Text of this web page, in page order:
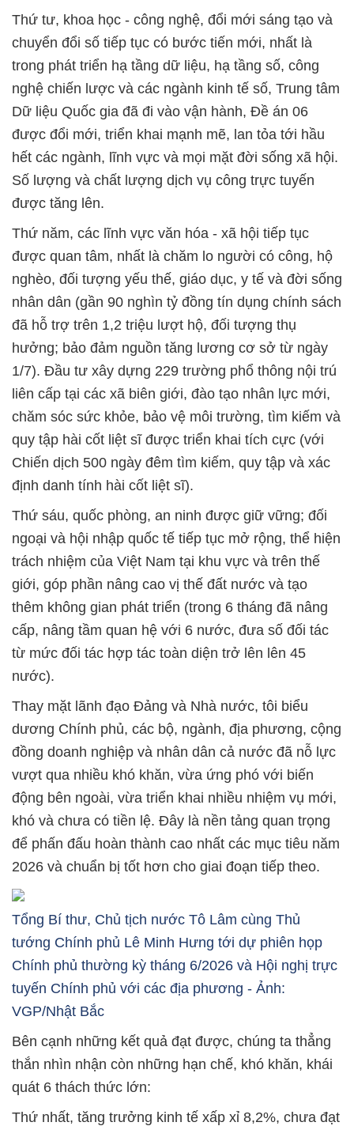
Thứ tư, khoa học - công nghệ, đổi mới sáng tạo và
chuyển đổi số tiếp tục có bước tiến mới, nhất là
trong phát triển hạ tầng dữ liệu, hạ tầng số, công
nghệ chiến lược và các ngành kinh tế số, Trung tâm
Dữ liệu Quốc gia đã đi vào vận hành, Đề án 06
được đổi mới, triển khai mạnh mẽ, lan tỏa tới hầu
hết các ngành, lĩnh vực và mọi mặt đời sống xã hội.
Số lượng và chất lượng dịch vụ công trực tuyến
được tăng lên.
Thứ năm, các lĩnh vực văn hóa - xã hội tiếp tục
được quan tâm, nhất là chăm lo người có công, hộ
nghèo, đối tượng yếu thế, giáo dục, y tế và đời sống
nhân dân (gần 90 nghìn tỷ đồng tín dụng chính sách
đã hỗ trợ trên 1,2 triệu lượt hộ, đối tượng thụ
hưởng; bảo đảm nguồn tăng lương cơ sở từ ngày
1/7). Đầu tư xây dựng 229 trường phổ thông nội trú
liên cấp tại các xã biên giới, đào tạo nhân lực mới,
chăm sóc sức khỏe, bảo vệ môi trường, tìm kiếm và
quy tập hài cốt liệt sĩ được triển khai tích cực (với
Chiến dịch 500 ngày đêm tìm kiếm, quy tập và xác
định danh tính hài cốt liệt sĩ).
Thứ sáu, quốc phòng, an ninh được giữ vững; đối
ngoại và hội nhập quốc tế tiếp tục mở rộng, thể hiện
trách nhiệm của Việt Nam tại khu vực và trên thế
giới, góp phần nâng cao vị thế đất nước và tạo
thêm không gian phát triển (trong 6 tháng đã nâng
cấp, nâng tầm quan hệ với 6 nước, đưa số đối tác
từ mức đối tác hợp tác toàn diện trở lên lên 45
nước).
Thay mặt lãnh đạo Đảng và Nhà nước, tôi biểu
dương Chính phủ, các bộ, ngành, địa phương, cộng
đồng doanh nghiệp và nhân dân cả nước đã nỗ lực
vượt qua nhiều khó khăn, vừa ứng phó với biến
động bên ngoài, vừa triển khai nhiều nhiệm vụ mới,
khó và chưa có tiền lệ. Đây là nền tảng quan trọng
để phấn đấu hoàn thành cao nhất các mục tiêu năm
2026 và chuẩn bị tốt hơn cho giai đoạn tiếp theo.
Tổng Bí thư, Chủ tịch nước Tô Lâm cùng Thủ
tướng Chính phủ Lê Minh Hưng tới dự phiên họp
Chính phủ thường kỳ tháng 6/2026 và Hội nghị trực
tuyến Chính phủ với các địa phương - Ảnh:
VGP/Nhật Bắc
Bên cạnh những kết quả đạt được, chúng ta thẳng
thắn nhìn nhận còn những hạn chế, khó khăn, khái
quát 6 thách thức lớn:
Thứ nhất, tăng trưởng kinh tế xấp xỉ 8,2%, chưa đạt